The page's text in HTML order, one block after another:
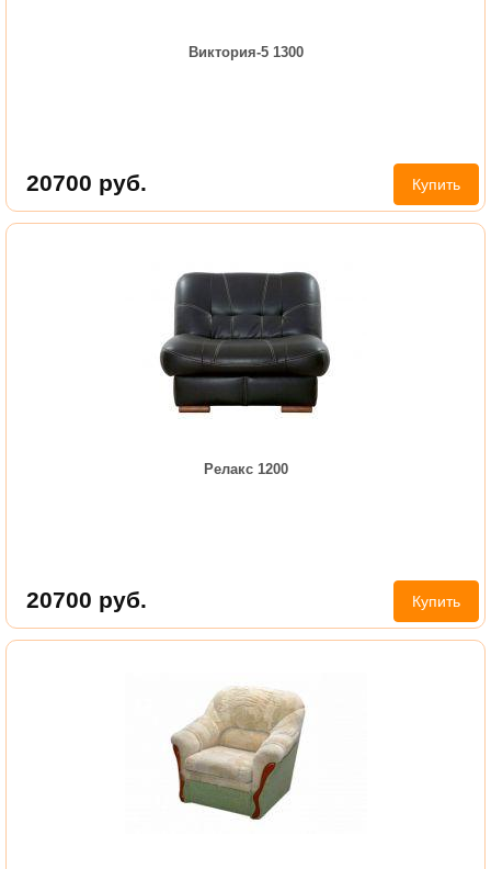
Виктория-5 1300
20700 руб. Купить
Релакс 1200
20700 руб. Купить